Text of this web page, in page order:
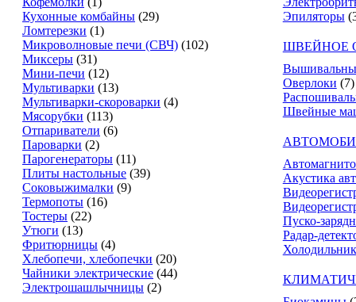
Кухонные комбайны (29)
Ломтерезки (1)
Микроволновые печи (СВЧ) (102)
Миксеры (31)
Мини-печи (12)
Мультиварки (13)
Мультиварки-скороварки (4)
Мясорубки (113)
Отпариватели (6)
Пароварки (2)
Парогенераторы (11)
Плиты настольные (39)
Соковыжималки (9)
Термопоты (16)
Тостеры (22)
Утюги (13)
Фритюрницы (4)
Хлебопечи, хлебопечки (20)
Чайники электрические (44)
Электрошашлычницы (2)
Эпиляторы
ШВЕЙНОЕ
Оверлоки (7)
Швейные
Акустика
Пуско-
Радар-